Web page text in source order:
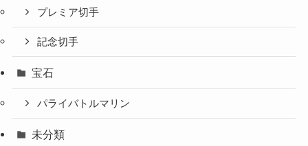
プレミア切手
記念切手
宝石
パライバトルマリン
未分類